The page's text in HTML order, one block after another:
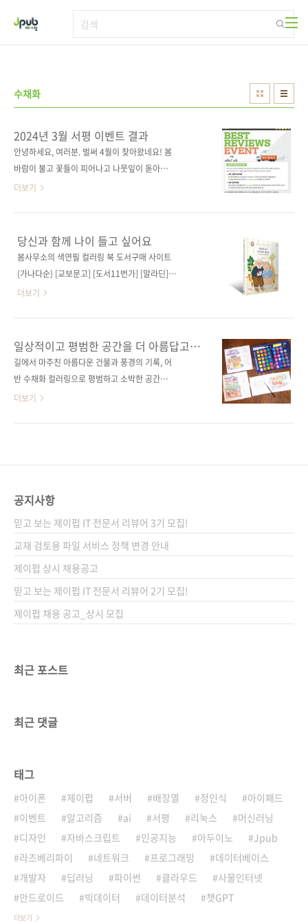
수채화
2024년 3월 서평 이벤트 결과
안녕하세요, 여러분. 벌써 4월이 찾아왔네요! 봄
바람이 불고 꽃들이 피어나고 나뭇잎이 돋아다
는 이 기쁜 시기에 여러분과 함께 책을 읽고 새로
를 드리려고 합니다. 지금까지는 심사 프로세스
로 인해 도서에 기재된 내용과 다르게 월말에 당
첨자를 발표해왔으나, 이제는 도서에 기재된 대
자님들께 혼란을 드린 점, 죄송하다는 말씀 올립
니다. 그럼 이제 3월 서평 이벤트 결과를 발표할
참여해주셔서 진심으로 감사드려요. 당첨자는
박O자, 조O필, The Programmer 님입니다. -
박O자 님 마음까지 물들이는 어반 수채화 컬러
링 ..
더보기
당신과 함께 나이 들고 싶어요
봄사무소의 색연필 컬러링 북 도서구매 사이트
(가나다순) [교보문고] [도서11번가] [알라딘]
[예스이십사] [인터파크] [쿠팡] 출판사 제이펍
새봄) 시리즈 어텐션 시리즈 출판일 2024년 1월
5일 페이지 112쪽 판 형 46배판변형
(188*245*11.5) 제 본 PUR(soft cover) 정 가
키워드 컬러링, 스케치, 드로잉, 일러스트, 노부
부, 손그림, 색연필, 마커, 수채화, 미술 분 야 예
더보기
일상적이고 평범한 공간을 더 아름답고
특별하게 기억하는 방법
길에서 마주친 아름다운 건물과 풍경의 기록, 어
반 수채화 컬러링으로 평범하고 소박한 공간을
다채롭게 물들여 보세요. 익숙하고 평범한 곳도
머니 댁의 시골 풍경을 기억해 보신 적이 있으신
림으로 남기면, 그 공간에도 생명력이 생깁니다.
최근 인기 있는 드로잉 주제 중 하나가 바로 이런
'어반 스케치'입니다. '어반(Urban)'은 영어로
‘도시의’라는 뜻으로, '어반 스케치'는 주로 도시
의 건물이나 경관을 그 자리에서 보고 빠르게 그
려..
더보기
공지사항
믿고 보는 제이펍 IT 전문서 리뷰어 3기 모집!
교재 검토용 파일 서비스 정책 변경 안내
제이펍 상시 채용공고
믿고 보는 제이펍 IT 전문서 리뷰어 2기 모집!
제이펍 채용 공고_상시 모집
최근 포스트
최근 댓글
태그
아이폰 제이펍 서버 배장열 정인식
아이패드
이벤트
알고리즘 ai 서평 리눅스
머신러닝
디자인
자바스크립트 인공지능 아두이노
Jpub
라즈베리파이
네트워크 프로그래밍
데이터베이스
개발자
딥러닝 파이썬 클라우드
사물인터넷
안드로이드
빅데이터 데이터분석 챗GPT
더보기